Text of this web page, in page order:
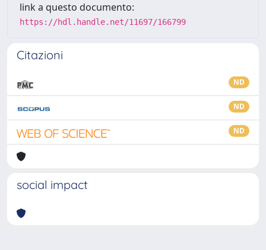
link a questo documento:
https://hdl.handle.net/11697/166799
Citazioni
ND
ND
ND
social impact